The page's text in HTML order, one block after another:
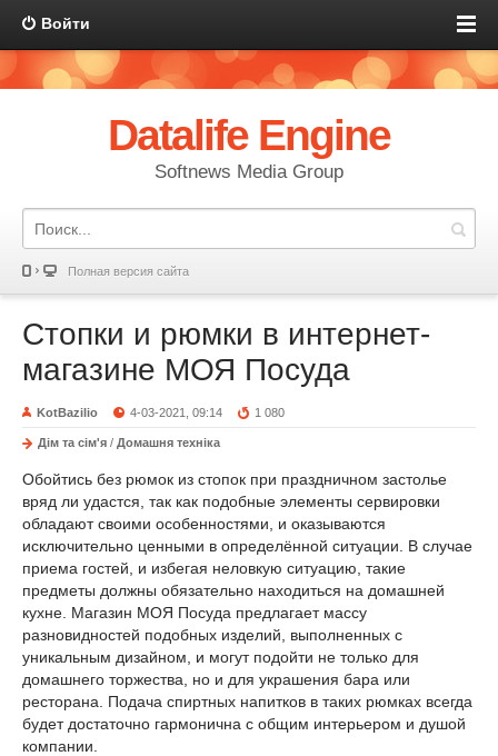
Войти
Datalife Engine
Softnews Media Group
Полная версия сайта
Стопки и рюмки в интернет-
магазине МОЯ Посуда
KotBazilio 4-03-2021, 09:14 1 080
Дім та сім'я / Домашня техніка
Обойтись без рюмок из стопок при праздничном застолье
вряд ли удастся, так как подобные элементы сервировки
обладают своими особенностями, и оказываются
исключительно ценными в определённой ситуации. В случае
приема гостей, и избегая неловкую ситуацию, такие
предметы должны обязательно находиться на домашней
кухне. Магазин МОЯ Посуда предлагает массу
разновидностей подобных изделий, выполненных с
уникальным дизайном, и могут подойти не только для
домашнего торжества, но и для украшения бара или
ресторана. Подача спиртных напитков в таких рюмках всегда
будет достаточно гармонична с общим интерьером и душой
компании.